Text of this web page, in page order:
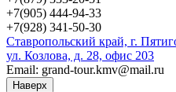
+7(905) 444-94-33
+7(928) 341-50-30
Ставропольский край, г.
ул. Козлова, д. 28, офис 203
Email: grand-tour.kmv@mail.ru
Наверх